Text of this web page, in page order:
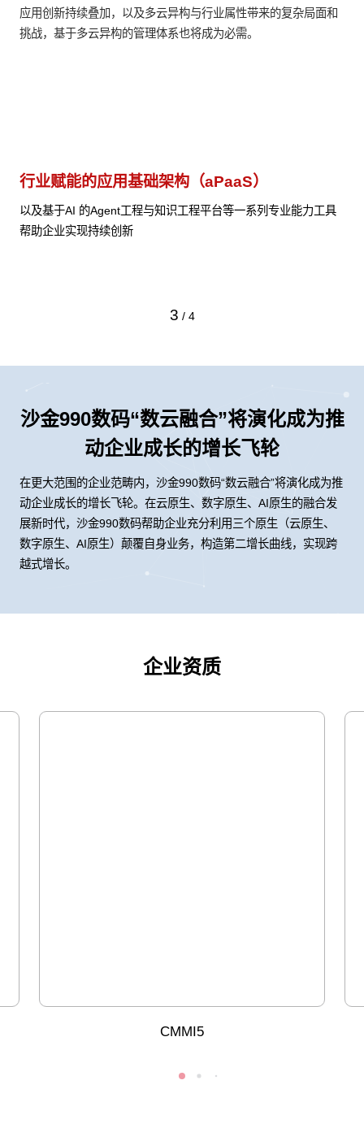
应用创新持续叠加，以及多云异构与行业属性带来的复杂局面和
挑战，基于多云异构的管理体系也将成为必需。
行业赋能的应用基础架构（aPaaS）
以及基于AI 的Agent工程与知识工程平台等一系列专业能力工具
帮助企业实现持续创新
3 / 4
沙金990数码“数云融合”将演化成为推
动企业成长的增长飞轮
在更大范围的企业范畴内，沙金990数码“数云融合”将演化成为推
动企业成长的增长飞轮。在云原生、数字原生、AI原生的融合发
展新时代，沙金990数码帮助企业充分利用三个原生（云原生、
数字原生、AI原生）颠覆自身业务，构造第二增长曲线，实现跨
越式增长。
企业资质
CMMI5